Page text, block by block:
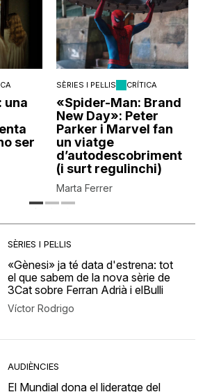
una
ser
SÈRIES I PEL·LIS CRÍTICA
«Spider-Man: Brand
New Day»: Peter
Parker i Marvel fan
un viatge
d’autodescobriment
(i surt regulinchi)
Marta Ferrer
SÈRIES I PEL·LIS
«Gènesi» ja té data d'estrena: tot
el que sabem de la nova sèrie de
3Cat sobre Ferran Adrià i elBulli
Víctor Rodrigo
AUDIÈNCIES
El Mundial dona el lideratge del